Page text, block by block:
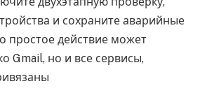
и сохраните аварийные
простое действие может
Gmail, но и все сервисы,